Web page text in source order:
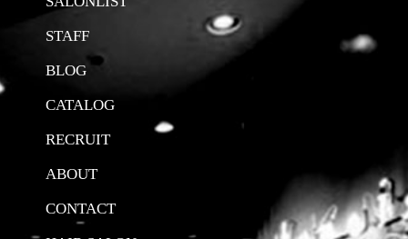
STAFF
BLOG
CATALOG
RECRUIT
ABOUT
CONTACT